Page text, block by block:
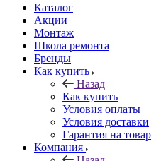
Каталог
Акции
Монтаж
Школа ремонта
Бренды
Как купить
Назад
Как купить
Условия оплаты
Условия доставки
Гарантия на товар
Компания